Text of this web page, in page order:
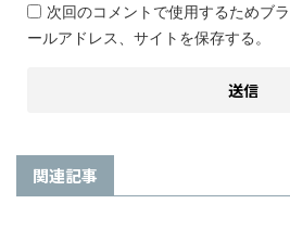
次回のコメントで使用するためブ
ールアドレス、サイトを保存する。
関連記事